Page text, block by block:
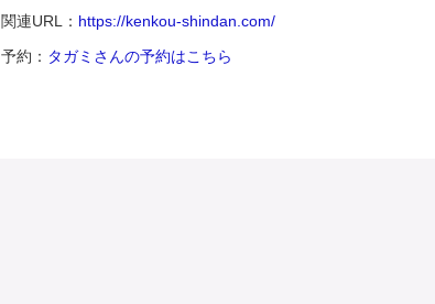
関連URL： https://kenkou-shindan.com/
予約： タガミさんの予約はこちら